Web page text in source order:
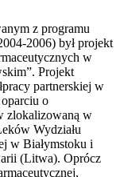
z programu
2006) był projekt
w
Projekt
partnerskiej w
o
zlokalizowaną w
Wydziału
w Białymstoku i
(Litwa). Oprócz